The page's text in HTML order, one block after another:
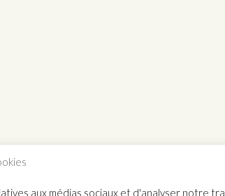
aux médias sociaux et d'analyser notre